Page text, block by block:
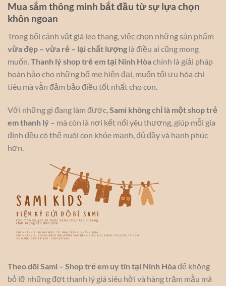
Mua sắm thông minh bắt đầu từ sự lựa chọn
khôn ngoan
Trong bối cảnh vật giá leo thang, việc chọn những sản phẩm
vừa đẹp – vừa rẻ – lại chất lượng là điều ai cũng mong
muốn.Thanh lý shop trẻ em tại Ninh Hòachính là giải pháp
hoàn hảo cho những bố mẹ hiện đại, muốn tối ưu hóa chi
tiêu mà vẫn đảm bảo điều tốt nhất cho con.
Với những gì đang làm được, Sami không chỉ là một shop trẻ
em thanh lý – mà còn là nơi kết nối yêu thương, giúp mỗi gia
đình đều có thể nuôi con khỏe mạnh, đủ đầy và hạnh phúc
hơn.
Theo dõi Sami – Shop trẻ em uy tín tại Ninh Hòađể không
bỏ lỡ những đợt thanh lý giá siêu hời và hàng trăm mẫu mã